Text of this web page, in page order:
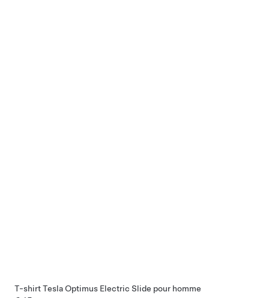
T-shirt Tesla Optimus Electric Slide pour homme